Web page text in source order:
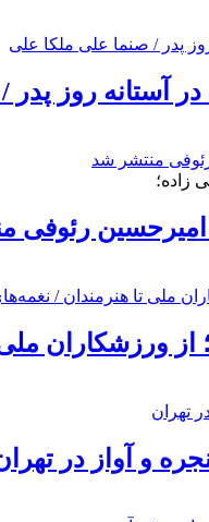
آستانه روز
زاده؛
امیرحسین رئوفی
از ورزشکاران
و آواز در